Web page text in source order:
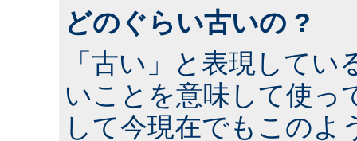
どのぐらい古いの ?
「古い」と表現してい
いことを意味して使っ
して今現在でもこのよ